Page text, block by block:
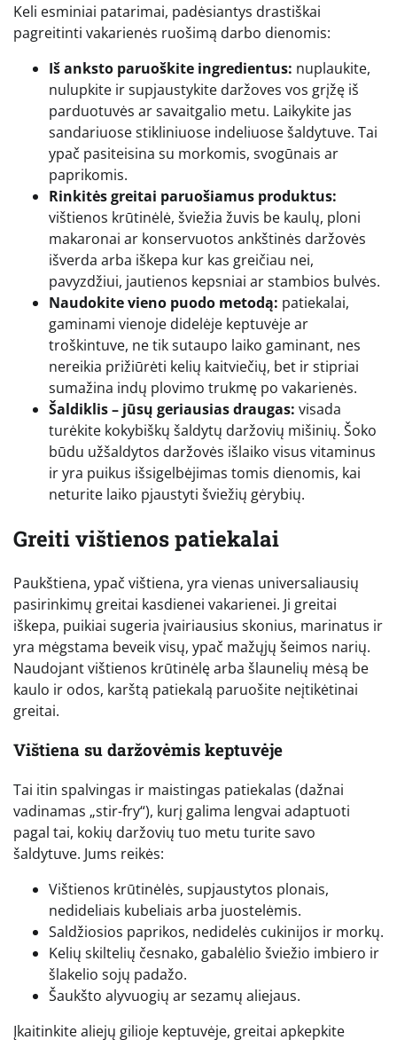
Keli esminiai patarimai, padėsiantys drastiškai
pagreitinti vakarienės ruošimą darbo dienomis:
Iš anksto paruoškite ingredientus: nuplaukite,
nulupkite ir supjaustykite daržoves vos grįžę iš
parduotuvės ar savaitgalio metu. Laikykite jas
sandariuose stikliniuose indeliuose šaldytuve. Tai
ypač pasiteisina su morkomis, svogūnais ar
paprikomis.
Rinkitės greitai paruošiamus produktus:
vištienos krūtinėlė, šviežia žuvis be kaulų, ploni
makaronai ar konservuotos ankštinės daržovės
išverda arba iškepa kur kas greičiau nei,
pavyzdžiui, jautienos kepsniai ar stambios bulvės.
Naudokite vieno puodo metodą: patiekalai,
gaminami vienoje didelėje keptuvėje ar
troškintuve, ne tik sutaupo laiko gaminant, nes
nereikia prižiūrėti kelių kaitviečių, bet ir stipriai
sumažina indų plovimo trukmę po vakarienės.
Šaldiklis – jūsų geriausias draugas: visada
turėkite kokybiškų šaldytų daržovių mišinių. Šoko
būdu užšaldytos daržovės išlaiko visus vitaminus
ir yra puikus išsigelbėjimas tomis dienomis, kai
neturite laiko pjaustyti šviežių gėrybių.
Greiti vištienos patiekalai
Paukštiena, ypač vištiena, yra vienas universaliausių
pasirinkimų greitai kasdienei vakarienei. Ji greitai
iškepa, puikiai sugeria įvairiausius skonius, marinatus ir
yra mėgstama beveik visų, ypač mažųjų šeimos narių.
Naudojant vištienos krūtinėlę arba šlaunelių mėsą be
kaulo ir odos, karštą patiekalą paruošite neįtikėtinai
greitai.
Vištiena su daržovėmis keptuvėje
Tai itin spalvingas ir maistingas patiekalas (dažnai
vadinamas „stir-fry“), kurį galima lengvai adaptuoti
pagal tai, kokių daržovių tuo metu turite savo
šaldytuve. Jums reikės:
Vištienos krūtinėlės, supjaustytos plonais,
nedideliais kubeliais arba juostelėmis.
Saldžiosios paprikos, nedidelės cukinijos ir morkų.
Kelių skiltelių česnako, gabalėlio šviežio imbiero ir
šlakelio sojų padažo.
Šaukšto alyvuogių ar sezamų aliejaus.
Įkaitinkite aliejų gilioje keptuvėje, greitai apkepkite